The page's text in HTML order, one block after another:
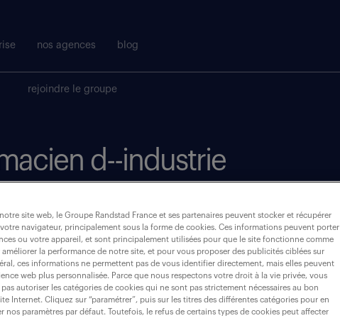
nos agences blog
rejoindre le groupe
d--industrie
intérim (2)
site web, le Groupe Randstad France et ses partenaires peuvent stocker et récupérer
navigateur, principalement sous la forme de cookies. Ces informations peuvent porter
ou votre appareil, et sont principalement utilisées pour que le site fonctionne comme
améliorer la performance de notre site, et pour vous proposer des publicités ciblées sur
ces informations ne permettent pas de vous identifier directement, mais elles peuvent
web plus personnalisée. Parce que nous respectons votre droit à la vie privée, vous
autoriser les catégories de cookies qui ne sont pas strictement nécessaires au bon
Internet. Cliquez sur “paramétrer”, puis sur les titres des différentes catégories pour en
nos paramètres par défaut. Toutefois, le refus de certains types de cookies peut affecter